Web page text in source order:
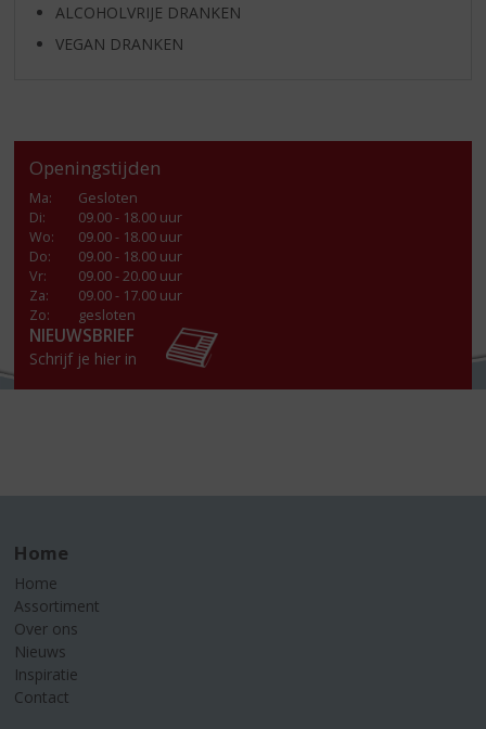
ALCOHOLVRIJE DRANKEN
VEGAN DRANKEN
Openingstijden
Ma:
Gesloten
Di:
09.00 - 18.00 uur
Wo:
09.00 - 18.00 uur
Do:
09.00 - 18.00 uur
Vr:
09.00 - 20.00 uur
Za:
09.00 - 17.00 uur
Zo:
gesloten
NIEUWSBRIEF
Schrijf je hier in
Home
Home
Assortiment
Over ons
Nieuws
Inspiratie
Contact